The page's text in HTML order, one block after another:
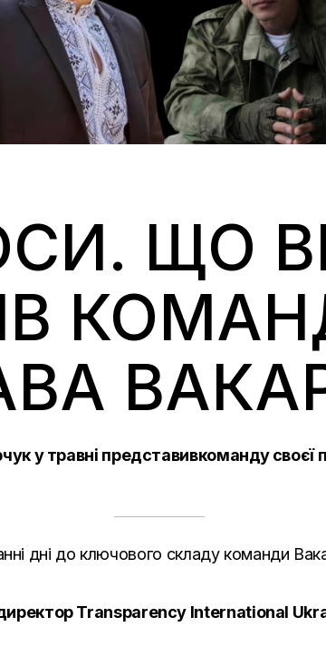
ЩО
у травні представивкоманду своєї
дні до ключового складу команди
Transparency International